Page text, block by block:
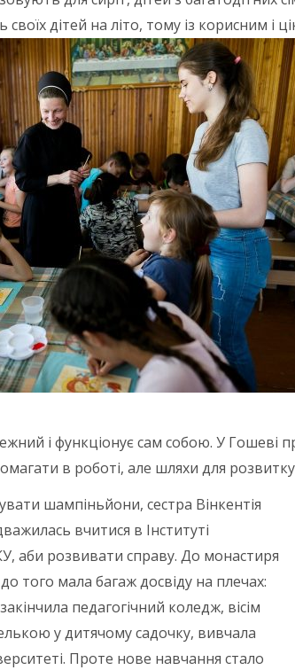
дітей на літо, тому із корисним
і функціонує сам собою. У Гошеві
в роботі, але шляхи для
шампіньйони, сестра Вінкентія
вчитися в Інституті
аби розвивати справу. До монастиря
того мала багаж досвіду на плечах:
педагогічний коледж, вісім
у дитячому садочку, вивчала
Проте нове навчання стало